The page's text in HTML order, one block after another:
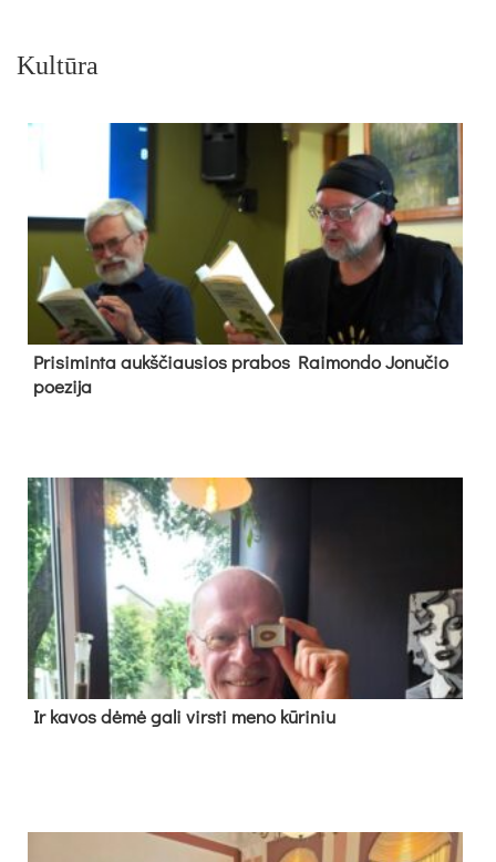
Kultūra
Pri­si­min­ta aukš­čiau­sios pra­bos Rai­mon­do Jo­nu­čio
poe­zi­ja
Ir ka­vos dė­mė ga­li virs­ti me­no kū­ri­niu